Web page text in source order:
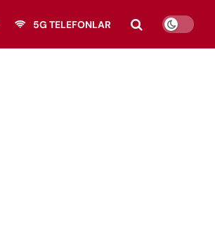
5G TELEFONLAR